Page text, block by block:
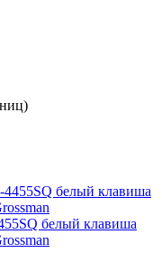
белый клавиша